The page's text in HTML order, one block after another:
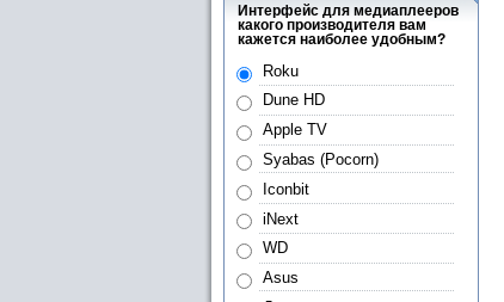
Интерфейс для медиаплееров
какого производителя вам
кажется наиболее удобным?
Roku
Dune HD
Apple TV
Syabas (Pocorn)
Iconbit
iNext
WD
Asus